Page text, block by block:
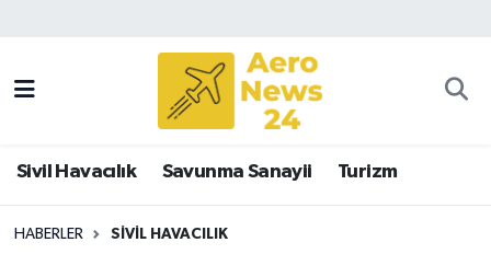
Sivil Havacılık Savunma Sanayii Turizm
HABERLER SIVIL HAVACILIK